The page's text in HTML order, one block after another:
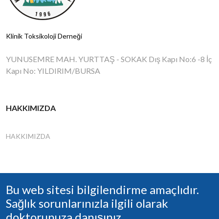
Klinik Toksikoloji Derneği
YUNUSEMRE MAH. YURTTAŞ - SOKAK Dış Kapı No:6 -8 İç
Kapı No: YILDIRIM/BURSA
HAKKIMIZDA
HAKKIMIZDA
Bu web sitesi bilgilendirme amaçlıdır.
Sağlık sorunlarınızla ilgili olarak